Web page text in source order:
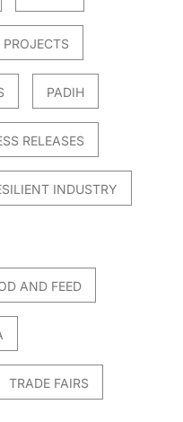
PADIH
RELEASES
INDUSTRY
AND FEED
TRADE FAIRS